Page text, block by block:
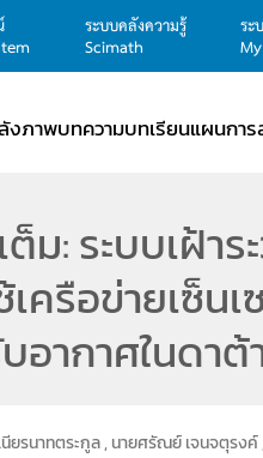
ระบบคลังความรู้
Scimath
ระ
งภาพบทความบทเรียนแผนกา
ม: ระบบเฝ้า
เครือข่ายเซ็น
อากาศในดาต้
ยรนาทตระกูล , นายศรัณย์ เจนจตุรง